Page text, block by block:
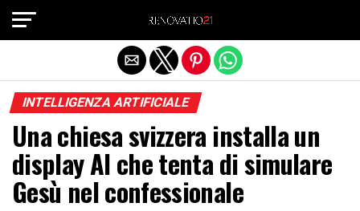
INTELLIGENZA ARTIFICIALE
Una chiesa svizzera installa un
display AI che tenta di simulare
Gesù nel confessionale
Exit mobile version